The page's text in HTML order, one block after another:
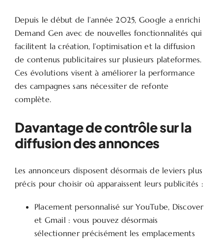
Depuis le début de l’année 2025, Google a enrichi
Demand Gen avec de nouvelles fonctionnalités qui
facilitent la création, l’optimisation et la diffusion
de contenus publicitaires sur plusieurs plateformes.
Ces évolutions visent à améliorer la performance
des campagnes sans nécessiter de refonte
complète.
Davantage de contrôle sur la
diffusion des annonces
Les annonceurs disposent désormais de leviers plus
précis pour choisir où apparaissent leurs publicités :
Placement personnalisé sur YouTube, Discover
et Gmail : vous pouvez désormais
sélectionner précisément les emplacements